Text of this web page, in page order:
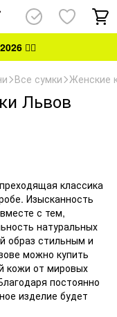
👈🏻
Все сумки Женские
Львов
классика
Изысканность
с тем,
натуральных
образ стильным и
можно купить
кожи от мировых
постоянно
изделие будет